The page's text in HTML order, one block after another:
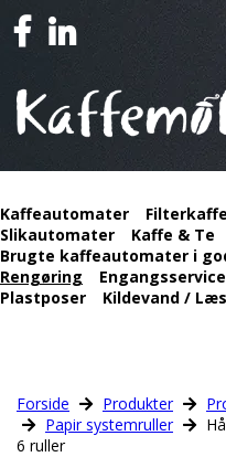
Kaffeautomater
Slikautomater
Kaffe & Te
Brugte kaffeautomater i
Rengøring
Engangsservice
Plastposer
Kildevand /
Forside Produkter
Papir systemruller
6 ruller